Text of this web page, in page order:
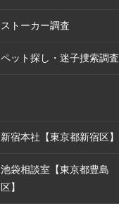
ストーカー調査
ペット探し・迷子捜索調査
新宿本社【東京都新宿区】
池袋相談室【東京都豊島
区】